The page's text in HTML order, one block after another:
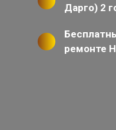
Дарго) 2
ремонте